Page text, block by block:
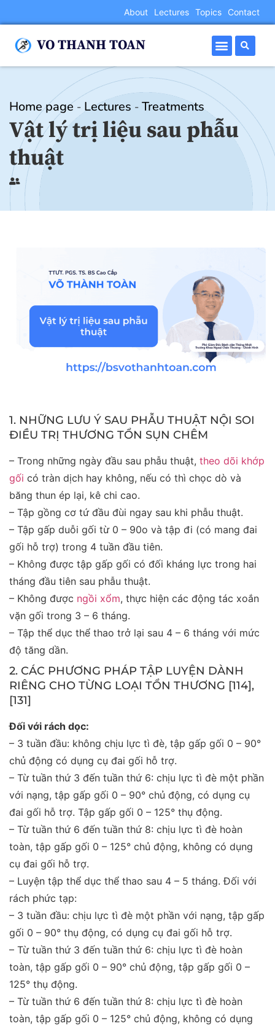
About Lectures Topics Contact
VO THANH TOAN
Home page - Lectures - Treatments
Vật lý trị liệu sau phẫu
thuật
1. NHỮNG LƯU Ý SAU PHẪU THUẬT NỘI SOI
ĐIỀU TRỊ THƯƠNG TỔN SỤN CHÊM
– Trong những ngày đầu sau phẫu thuật, theo dõi khớp
gối có tràn dịch hay không, nếu có thì chọc dò và
băng thun ép lại, kê chi cao.
– Tập gồng cơ tứ đầu đùi ngay sau khi phẫu thuật.
– Tập gấp duỗi gối từ 0 – 90o và tập đi (có mang đai
gối hỗ trợ) trong 4 tuần đầu tiên.
– Không được tập gấp gối có đối kháng lực trong hai
tháng đầu tiên sau phẫu thuật.
– Không được ngồi xổm, thực hiện các động tác xoắn
vặn gối trong 3 – 6 tháng.
– Tập thể dục thể thao trở lại sau 4 – 6 tháng với mức
độ tăng dần.
2. CÁC PHƯƠNG PHÁP TẬP LUYỆN DÀNH
RIÊNG CHO TỪNG LOẠI TỔN THƯƠNG [114],
[131]
Đối với rách dọc:
– 3 tuần đầu: không chịu lực tì đè, tập gấp gối 0 – 90°
chủ động có dụng cụ đai gối hỗ trợ.
– Từ tuần thứ 3 đến tuần thứ 6: chịu lực tì đè một phần
với nạng, tập gấp gối 0 – 90° chủ động, có dụng cụ
đai gối hỗ trợ. Tập gấp gối 0 – 125° thụ động.
– Từ tuần thứ 6 đến tuần thứ 8: chịu lực tì đè hoàn
toàn, tập gấp gối 0 – 125° chủ động, không có dụng
cụ đai gối hỗ trợ.
– Luyện tập thể dục thể thao sau 4 – 5 tháng. Đối với
rách phức tạp:
– 3 tuần đầu: chịu lực tì đè một phần với nạng, tập gấp
gối 0 – 90° thụ động, có dụng cụ đai gối hỗ trợ.
– Từ tuần thứ 3 đến tuần thứ 6: chịu lực tì đè hoàn
toàn, tập gấp gối 0 – 90° chủ động, tập gấp gối 0 –
125° thụ động.
– Từ tuần thứ 6 đến tuần thứ 8: chịu lực tì đè hoàn
toàn, tập gấp gối 0 – 125° chủ động, không có dụng